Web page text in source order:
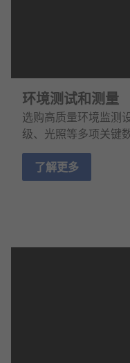
环境测试和测量
选购高质量环境监测
级、光照等多项关键数
了解更多